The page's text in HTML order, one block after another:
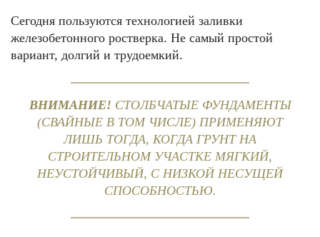
Сегодня пользуются технологией заливки
железобетонного ростверка. Не самый простой
вариант, долгий и трудоемкий.
ВНИМАНИЕ! СТОЛБЧАТЫЕ ФУНДАМЕНТЫ
(СВАЙНЫЕ В ТОМ ЧИСЛЕ) ПРИМЕНЯЮТ
ЛИШЬ ТОГДА, КОГДА ГРУНТ НА
СТРОИТЕЛЬНОМ УЧАСТКЕ МЯГКИЙ,
НЕУСТОЙЧИВЫЙ, С НИЗКОЙ НЕСУЩЕЙ
СПОСОБНОСТЬЮ.